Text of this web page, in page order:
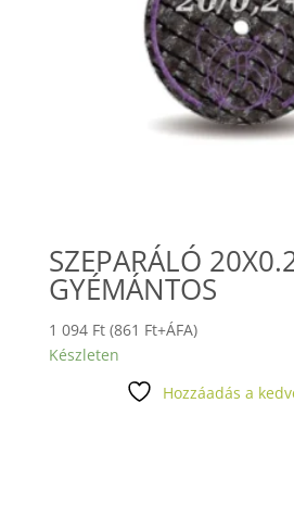
SZEPARÁLÓ
GYÉMÁNTOS
1 094 Ft (861 Ft+ÁFA)
Készleten
Hozzáadás a